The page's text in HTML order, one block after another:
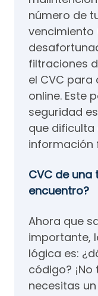
número de
vencimiento
filtraciones
el CVC
online. Este
seguridad
que dificulta
información
CVC de una
encuentro?
Ahora que
importante,
lógica es:
código?
necesitas